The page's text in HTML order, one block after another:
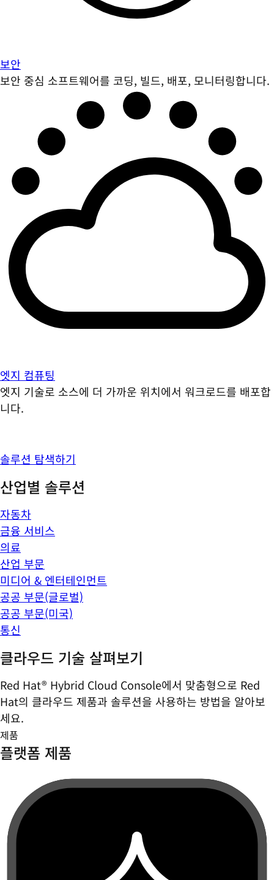
보안
보안 중심 소프트웨어를 코딩, 빌드, 배포, 모니터링합니다.
엣지 컴퓨팅
엣지 기술로 소스에 더 가까운 위치에서 워크로드를 배포합
니다.
솔루션 탐색하기
산업별 솔루션
자동차
금융 서비스
의료
산업 부문
미디어 & 엔터테인먼트
공공 부문(글로벌)
공공 부문(미국)
통신
클라우드 기술 살펴보기
Red Hat® Hybrid Cloud Console에서 맞춤형으로 Red
Hat의 클라우드 제품과 솔루션을 사용하는 방법을 알아보
세요.
제품
플랫폼 제품